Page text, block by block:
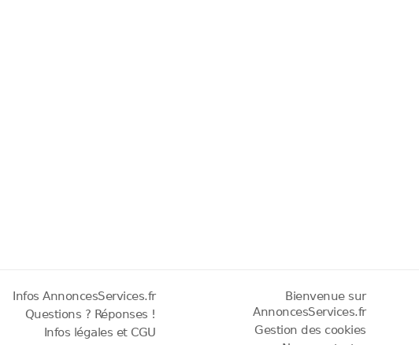
Infos AnnoncesServices.fr
Questions ? Réponses !
Infos légales et CGU
Bienvenue sur
AnnoncesServices.fr
Gestion des cookies